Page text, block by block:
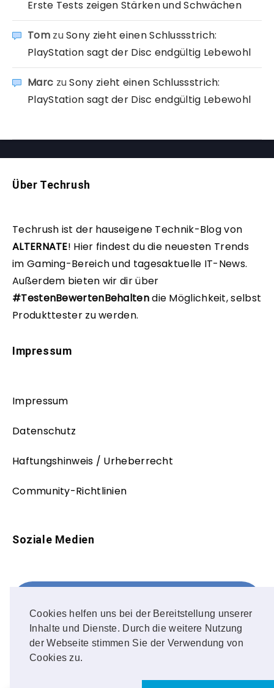
Cookies helfen uns bei der Bereitstellung unserer
Inhalte und Dienste. Durch die weitere Nutzung
der Webseite stimmen Sie der Verwendung von
Cookies zu.
Erste Tests zeigen Stärken und Schwächen
TomzuSony zieht einen Schlussstrich:
PlayStation sagt der Disc endgültig Lebewohl
Marc zuSony zieht einen Schlussstrich:
PlayStation sagt der Disc endgültig Lebewohl
Über Techrush
Techrush ist der hauseigene Technik-Blog von
ALTERNATE! Hier findest du die neuesten Trends
im Gaming-Bereich und tagesaktuelle IT-News.
Außerdem bieten wir dir über
#TestenBewertenBehaltendie Möglichkeit, selbst
Produkttester zu werden.
Impressum
Impressum
Datenschutz
Haftungshinweis / Urheberrecht
Community-Richtlinien
Soziale Medien
FOLLOW ME!
Instagram
OUR PHOTOS!